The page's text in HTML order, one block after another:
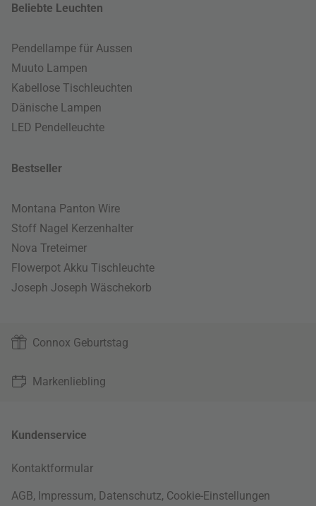
Beliebte Leuchten
Pendellampe für Aussen
Muuto Lampen
Kabellose Tischleuchten
Dänische Lampen
LED Pendelleuchte
Bestseller
Montana Panton Wire
Stoff Nagel Kerzenhalter
Nova Treteimer
Flowerpot Akku Tischleuchte
Joseph Joseph Wäschekorb
Connox Geburtstag
Markenliebling
Kundenservice
Kontaktformular
AGB, Impressum, Datenschutz, Cookie-Einstellungen